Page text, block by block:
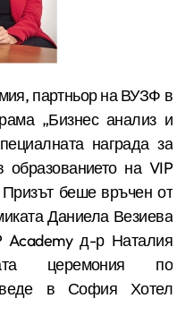
„Бизнес анализ и
награда за
образованието на VIP
Призът беше връчен от
Даниела Везиева
Academy д-р Наталия
церемония по
в София Хотел